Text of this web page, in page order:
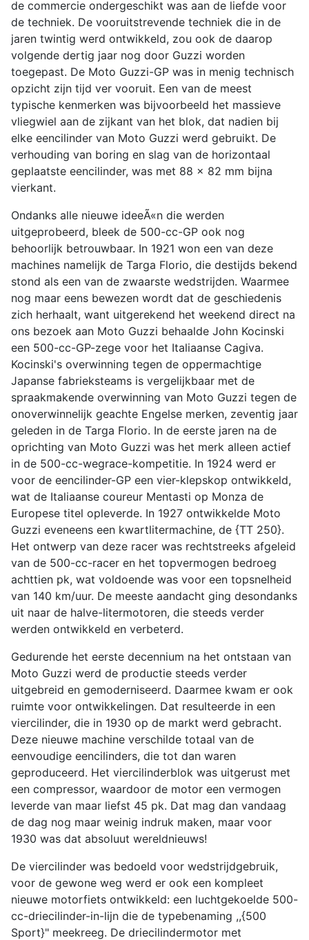
de commercie ondergeschikt was aan de liefde voor
de techniek. De vooruitstrevende techniek die in de
jaren twintig werd ontwikkeld, zou ook de daarop
volgende dertig jaar nog door Guzzi worden
toegepast. De Moto Guzzi-GP was in menig technisch
opzicht zijn tijd ver vooruit. Een van de meest
typische kenmerken was bijvoorbeeld het massieve
vliegwiel aan de zijkant van het blok, dat nadien bij
elke eencilinder van Moto Guzzi werd gebruikt. De
verhouding van boring en slag van de horizontaal
geplaatste eencilinder, was met 88 x 82 mm bijna
vierkant.
Ondanks alle nieuwe ideeÃ«n die werden
uitgeprobeerd, bleek de 500-cc-GP ook nog
behoorlijk betrouwbaar. In 1921 won een van deze
machines namelijk de Targa Florio, die destijds bekend
stond als een van de zwaarste wedstrijden. Waarmee
nog maar eens bewezen wordt dat de geschiedenis
zich herhaalt, want uitgerekend het weekend direct na
ons bezoek aan Moto Guzzi behaalde John Kocinski
een 500-cc-GP-zege voor het Italiaanse Cagiva.
Kocinski's overwinning tegen de oppermachtige
Japanse fabrieksteams is vergelijkbaar met de
spraakmakende overwinning van Moto Guzzi tegen de
onoverwinnelijk geachte Engelse merken, zeventig jaar
geleden in de Targa Florio. In de eerste jaren na de
oprichting van Moto Guzzi was het merk alleen actief
in de 500-cc-wegrace-kompetitie. In 1924 werd er
voor de eencilinder-GP een vier-klepskop ontwikkeld,
wat de Italiaanse coureur Mentasti op Monza de
Europese titel opleverde. In 1927 ontwikkelde Moto
Guzzi eveneens een kwartlitermachine, de {TT 250}.
Het ontwerp van deze racer was rechtstreeks afgeleid
van de 500-cc-racer en het topvermogen bedroeg
achttien pk, wat voldoende was voor een topsnelheid
van 140 km/uur. De meeste aandacht ging desondanks
uit naar de halve-litermotoren, die steeds verder
werden ontwikkeld en verbeterd.
Gedurende het eerste decennium na het ontstaan van
Moto Guzzi werd de productie steeds verder
uitgebreid en gemoderniseerd. Daarmee kwam er ook
ruimte voor ontwikkelingen. Dat resulteerde in een
viercilinder, die in 1930 op de markt werd gebracht.
Deze nieuwe machine verschilde totaal van de
eenvoudige eencilinders, die tot dan waren
geproduceerd. Het viercilinderblok was uitgerust met
een compressor, waardoor de motor een vermogen
leverde van maar liefst 45 pk. Dat mag dan vandaag
de dag nog maar weinig indruk maken, maar voor
1930 was dat absoluut wereldnieuws!
De viercilinder was bedoeld voor wedstrijdgebruik,
voor de gewone weg werd er ook een kompleet
nieuwe motorfiets ontwikkeld: een luchtgekoelde 500-
cc-driecilinder-in-lijn die de typebenaming ,,{500
Sport}" meekreeg. De driecilindermotor met